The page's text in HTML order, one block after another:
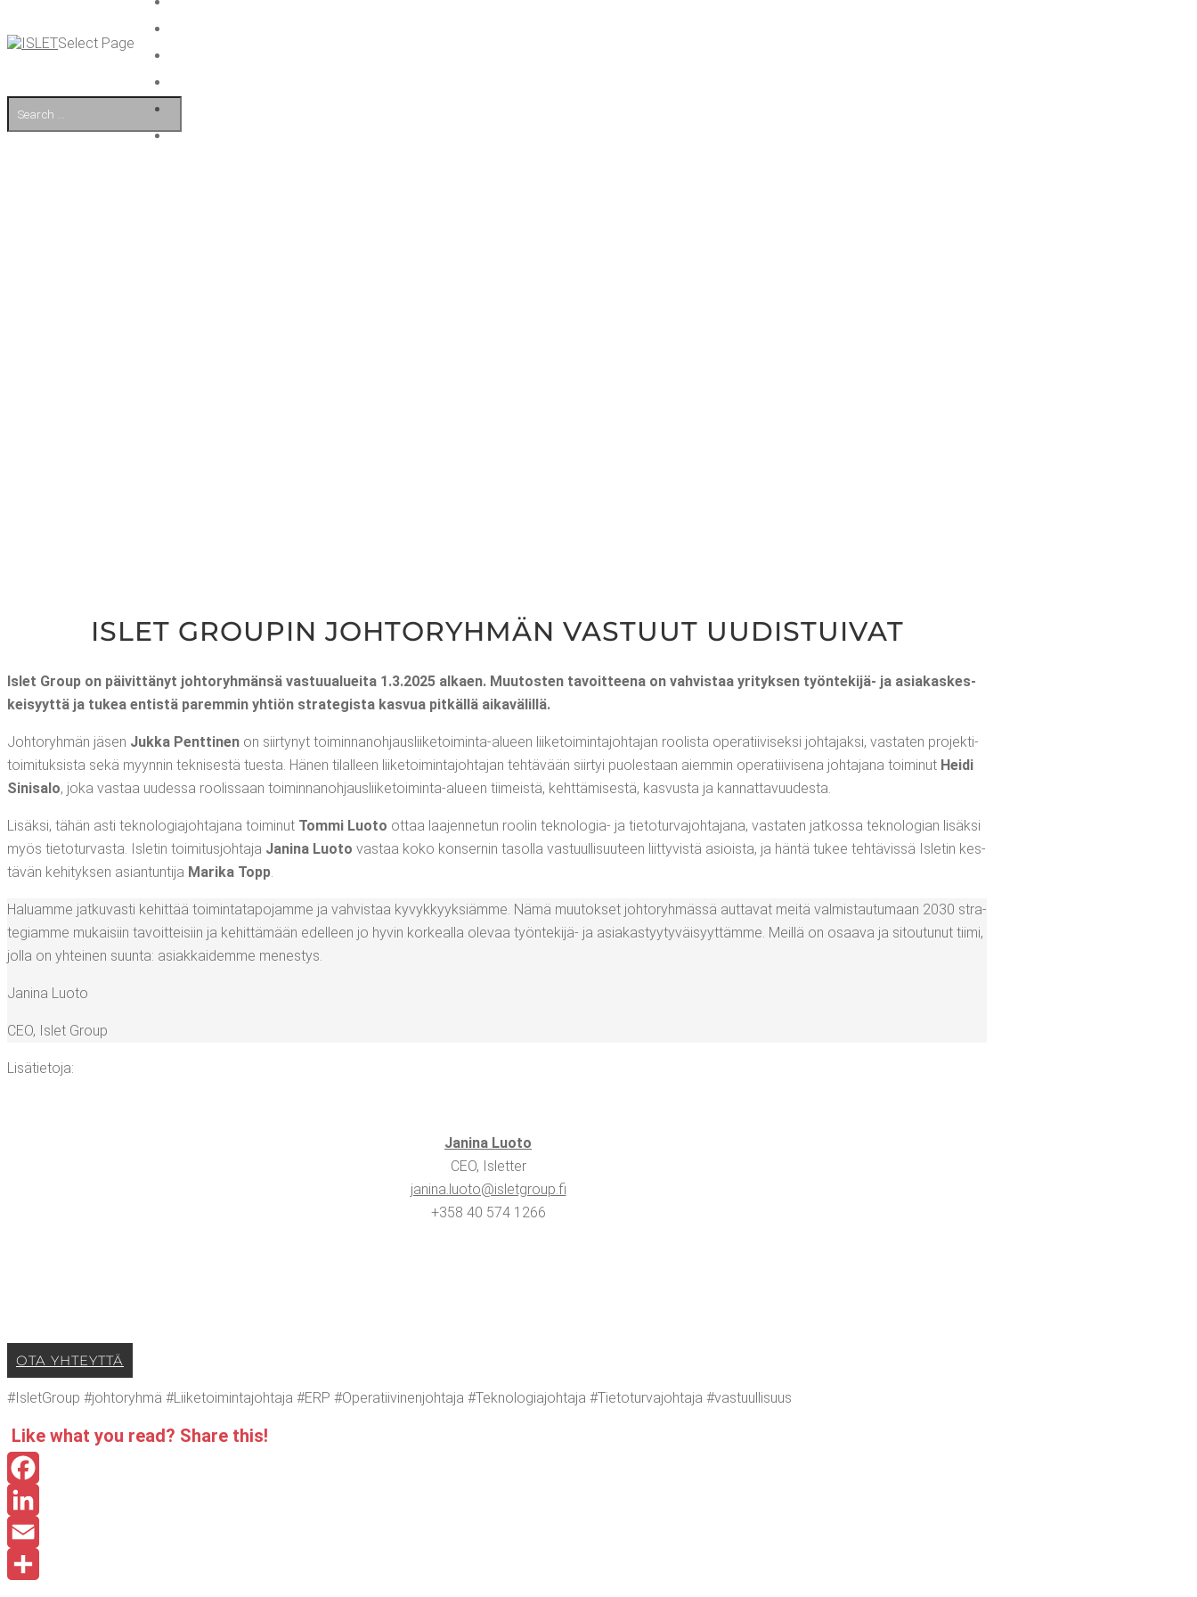
Select Page
ISLET GROU­PIN JOH­TO­RYH­MÄN VAS­TUUT UUDISTUIVAT
Islet Group on päi­vit­tä­nyt joh­to­ryh­män­sä vas­tuu­aluei­ta 1.3.2025 alkaen. Muu­tos­ten tavoit­tee­na on vah­vis­taa yri­tyk­sen työn­te­ki­jä- ja asia­kas­kes­
kei­syyt­tä ja tukea entis­tä parem­min yhtiön stra­te­gis­ta kas­vua pit­käl­lä aikavälillä.
Joh­to­ryh­män jäsen Juk­ka Pent­ti­nen on siir­ty­nyt toi­min­na­noh­jaus­lii­ke­toi­min­ta-alu­een lii­ke­toi­min­ta­joh­ta­jan roo­lis­ta ope­ra­tii­vi­sek­si joh­ta­jak­si, vas­ta­ten pro­jek­ti­
toi­mi­tuk­sis­ta sekä myyn­nin tek­ni­ses­tä tues­ta. Hänen tilal­leen lii­ke­toi­min­ta­joh­ta­jan teh­tä­vään siir­tyi puo­les­taan aiem­min ope­ra­tii­vi­se­na joh­ta­ja­na toi­mi­nut Hei­di
Sini­sa­lo, joka vas­taa uudes­sa roo­lis­saan toi­min­na­noh­jaus­lii­ke­toi­min­ta-alu­een tii­meis­tä, keht­tä­mi­ses­tä, kas­vus­ta ja kannattavuudesta.
Lisäk­si, tähän asti tek­no­lo­gia­joh­ta­ja­na toi­mi­nut Tom­mi Luo­to ottaa laa­jen­ne­tun roo­lin tek­no­lo­gia- ja tie­to­tur­va­joh­ta­ja­na, vas­ta­ten jat­kos­sa tek­no­lo­gian lisäk­si
myös tie­to­tur­vas­ta. Isle­tin toi­mi­tus­joh­ta­ja Jani­na Luo­to vas­taa koko kon­ser­nin tasol­la vas­tuul­li­suu­teen liit­ty­vis­tä asiois­ta, ja hän­tä tukee teh­tä­vis­sä Isle­tin kes­
tä­vän kehi­tyk­sen asian­tun­ti­ja Mari­ka Topp
Haluam­me jat­ku­vas­ti kehit­tää toi­min­ta­ta­po­jam­me ja vah­vis­taa kyvyk­kyyk­siäm­me. Nämä muu­tok­set joh­to­ryh­mäs­sä aut­ta­vat mei­tä val­mis­tau­tu­maan 2030 stra­
te­giam­me mukai­siin tavoit­tei­siin ja kehit­tä­mään edel­leen jo hyvin kor­keal­la ole­vaa työn­te­ki­jä- ja asia­kas­tyy­ty­väi­syyt­täm­me. Meil­lä on osaa­va ja sitou­tu­nut tii­mi,
jol­la on yhtei­nen suun­ta: asiak­kai­dem­me menestys.
Jani­na Luoto
CEO, Islet Group
Lisä­tie­to­ja:
Jani­na Luo­to
CEO, Islet­ter
janina.​luoto@​isletgroup.​fi
+358 40 574 1266
OTA YHTEYT­TÄ
#IsletGroup #joh­to­ryh­mä #Lii­ke­toi­min­ta­joh­ta­ja #ERP #Ope­ra­tii­vi­nen­joh­ta­ja #Tek­no­lo­gia­joh­ta­ja #Tie­to­tur­va­joh­ta­ja #vas­tuul­li­suus
Like what you read? Sha­re this!
Facebook
LinkedIn
Email